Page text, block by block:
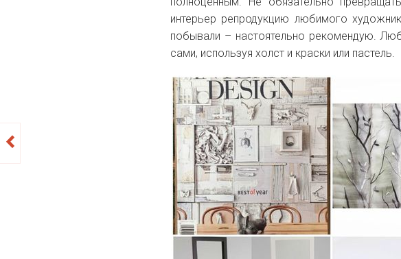
интерьер репродукцию любимого
побывали – настоятельно рекомендую.
сами, используя холст и краски или пастель.